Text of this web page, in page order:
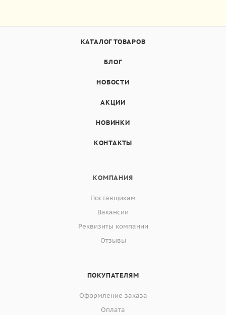
КАТАЛОГ ТОВАРОВ
БЛОГ
НОВОСТИ
АКЦИИ
НОВИНКИ
КОНТАКТЫ
КОМПАНИЯ
Поставщикам
Вакансии
Реквизиты компании
Отзывы
ПОКУПАТЕЛЯМ
Оформление заказа
Оплата